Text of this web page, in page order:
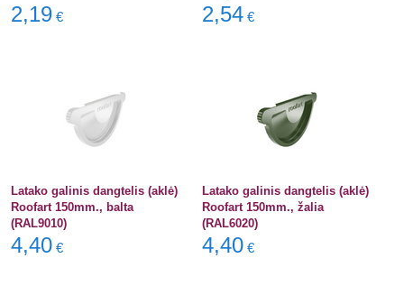
2,19 € 2,54 €
Latako galinis dangtelis (aklė)
Roofart 150mm., balta
(RAL9010)
4,40 €
Latako galinis dangtelis (aklė)
Roofart 150mm., žalia
(RAL6020)
4,40 €